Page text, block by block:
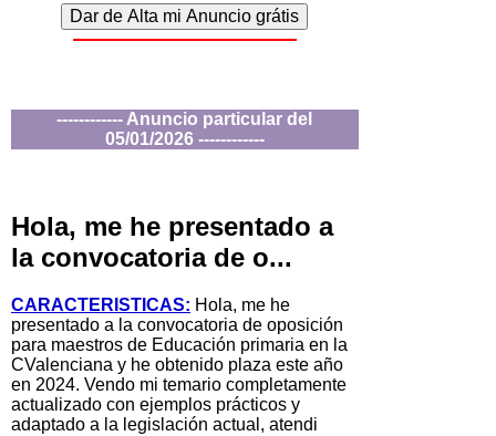
------------ Anuncio particular del
05/01/2026 ------------
Hola, me he presentado a
la convocatoria de o...
CARACTERISTICAS: Hola, me he
presentado a la convocatoria de oposición
para maestros de Educación primaria en la
CValenciana y he obtenido plaza este año
en 2024. Vendo mi temario completamente
actualizado con ejemplos prácticos y
adaptado a la legislación actual, atendi